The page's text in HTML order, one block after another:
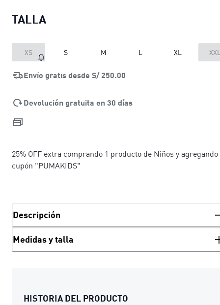
TALLA
XS S M L XL
Envío gratis desde S/ 250.00
Devolución gratuita en 30 días
25% OFF extra comprando 1 producto de Niños y
cupón "PUMAKIDS"
Descripción
Medidas y talla
HISTORIA DEL PRODUCTO